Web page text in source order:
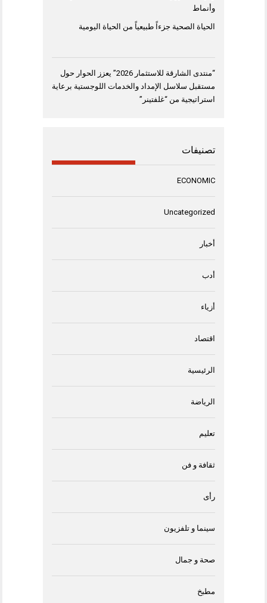
وأنماط
الحياة الصحية جزءاً طبيعياً من الحياة اليومية
“منتدى الشارقة للاستثمار 2026” يعزز الحوار حول
مستقبل سلاسل الإمداد والخدمات اللوجستية برعاية
استراتيجية من “غلفتينر”
تصنيفات
ECONOMIC
Uncategorized
أخبار
أدب
أزياء
اقتصاد
الرئيسية
الرياضة
تعليم
ثقافة و فن
رأى
سينما و تلفزيون
صحة و جمال
مطبخ